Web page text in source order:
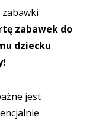
zabawki
zabawek do
dziecku
jest